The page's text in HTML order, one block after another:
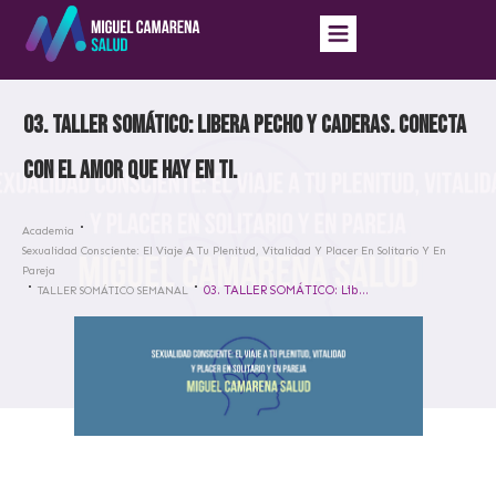
03. TALLER SOMÁTICO: Libera pecho y caderas. Conecta
con el amor que hay en ti.
Academia
Sexualidad Consciente: El Viaje A Tu Plenitud, Vitalidad Y Placer En Solitario Y En
Pareja
TALLER SOMÁTICO SEMANAL
03. TALLER SOMÁTICO: Libera pecho y caderas. Conecta con el amor que hay en ti.